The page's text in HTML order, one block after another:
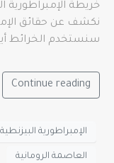
خريطة الإمبراطورية
سنستخدم الخرائط
Continue reading
الإمبراطورية البيزنطية
العاصمة الرومانية